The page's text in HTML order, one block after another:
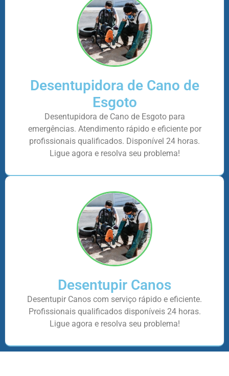
Desentupidora de Cano de
Esgoto
Desentupidora de Cano de Esgoto para
emergências. Atendimento rápido e eficiente por
profissionais qualificados. Disponível 24 horas.
Ligue agora e resolva seu problema!
Desentupir Canos
Desentupir Canos com serviço rápido e eficiente.
Profissionais qualificados disponíveis 24 horas.
Ligue agora e resolva seu problema!